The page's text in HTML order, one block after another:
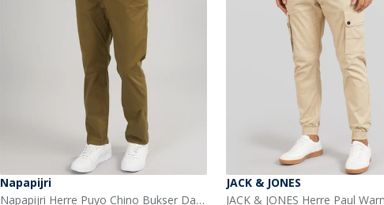
Napapijri
Napapijri Herre Puyo Chino Bukser Dark Olive
JACK & JONES